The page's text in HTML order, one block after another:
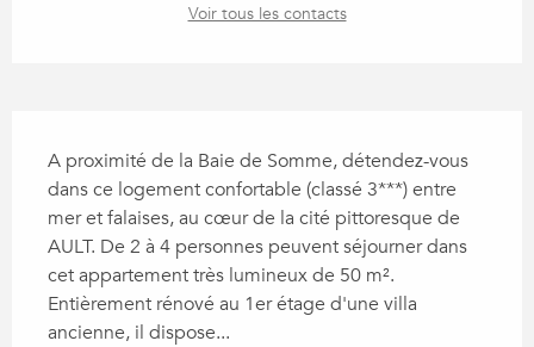
Voir tous les contacts
A proximité de la Baie de Somme, détendez-vous
dans ce logement confortable (classé 3***) entre
mer et falaises, au cœur de la cité pittoresque de
AULT. De 2 à 4 personnes peuvent séjourner dans
cet appartement très lumineux de 50 m².
Entièrement rénové au 1er étage d'une villa
ancienne, il dispose...